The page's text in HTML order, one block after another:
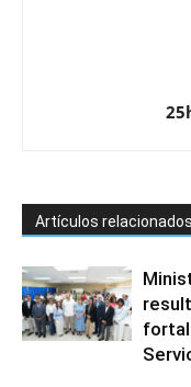
Artículos relacionados